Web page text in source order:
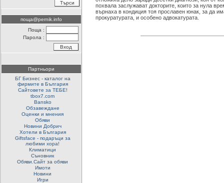
поща@pernik.info
Поща :
Парола :
Партньори
БГ Бизнес - каталог на
фирмите в България
Сайтовете за ТЕБЕ!
tbox7.com
Bansko
Обзавеждане
Оценки и мнения
Обяви
Новини Добрич
Хотели в България
Giftsface - подаръци за
любими хора!
Климатици
Съновник
Обяви.Сайт за обяви
Имоти
Новини
Игри
похвала заслужават докторите, които за нула
върнаха в кондиция тоя прославен юнак, за да
прокуратурата, и особено адвокатурата.